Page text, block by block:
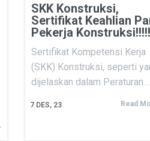
SKK Konstruksi,
Sertifikat Keahlian
Pekerja Konstruksi!!!!!
7 DES, 23
Sertifikat Kompetensi Kerja
(SKK) Konstruksi, seperti
dijelaskan dalam Peraturan…
Read